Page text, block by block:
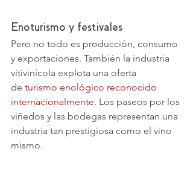
Enoturismo y festivales
Pero no todo es producción, consumo
y exportaciones. También la industria
vitivinícola explota una oferta
de turismo enológico reconocido
internacionalmente. Los paseos por los
viñedos y las bodegas representan una
industria tan prestigiosa como el vino
mismo.